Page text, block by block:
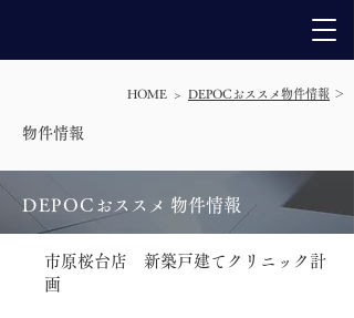
HOME > DEPOCおススメ物件情報 ＞
​物件情報
DEPOC おススメ 物件情報
市原桜台店 新築戸建てクリニック計
画